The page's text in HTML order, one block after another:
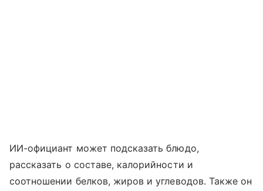
ИИ-официант может подсказать блюдо,
рассказать о составе, калорийности и
соотношении белков, жиров и углеводов. Также он